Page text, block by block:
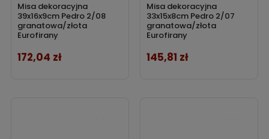
Misa dekoracyjna
39x16x9cm Pedro 2/08
granatowa/złota
Eurofirany
Cena
172,04 zł
Misa dekoracyjna
33x15x8cm Pedro 2/07
granatowa/złota
Eurofirany
Cena
145,81 zł